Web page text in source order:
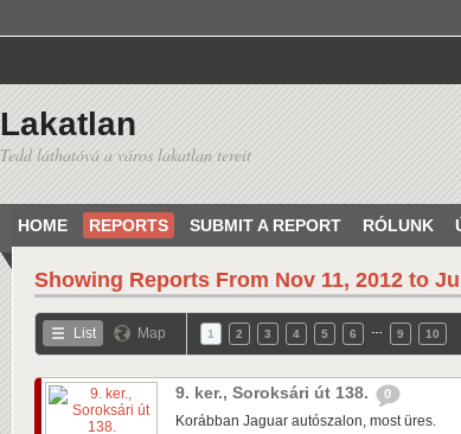
Lakatlan
Tedd láthatóvá a város lakatlan tereit
HOME REPORTS SUBMIT A REPORT RÓLUNK
Showing Reports From Nov 11, 2012 to
List Map 1 2 3 4 5 6 9 10
9. ker., Soroksári út 138. 0
Korábban Jaguar autószalon, most üres.